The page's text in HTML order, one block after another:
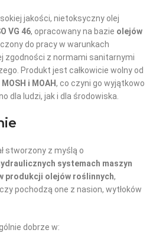
jakości, nietoksyczny olej
VG 46, opracowany na bazie olejów
do pracy w warunkach
zgodności z normami sanitarnymi
Produkt jest całkowicie wolny od
i MOAH, co czyni go wyjątkowo
dla ludzi, jak i dla środowiska.
stworzony z myślą o
systemach maszyn
produkcji olejów roślinnych,
pochodzą one z nasion, wytłoków
dobrze w: